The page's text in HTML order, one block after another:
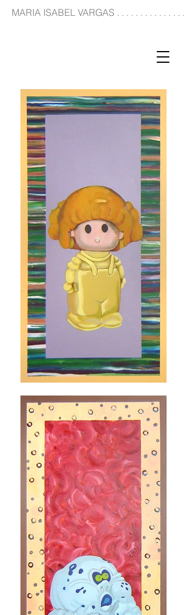
MARIA ISABEL VARGAS . . . . . . . . . . . . . . .